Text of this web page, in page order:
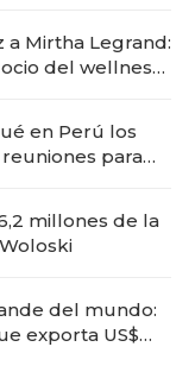
a Mirtha Legrand:
del wellness
en Perú los
para
millones de la
del mundo:
exporta US$